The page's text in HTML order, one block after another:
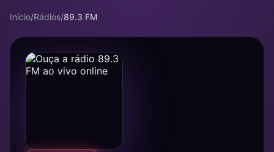
Início/Rádios/89.3 FM